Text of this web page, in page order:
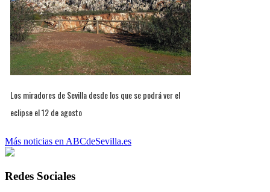
Los miradores de Sevilla desde los que se podrá ver el
eclipse el 12 de agosto
Más noticias en ABCdeSevilla.es
Redes Sociales